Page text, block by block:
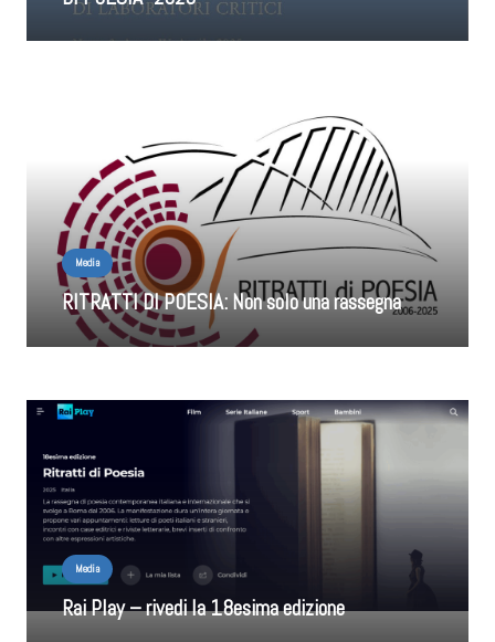
Media
RITRATTI DI POESIA: Non solo una rassegna
Media
Rai Play – rivedi la 18esima edizione